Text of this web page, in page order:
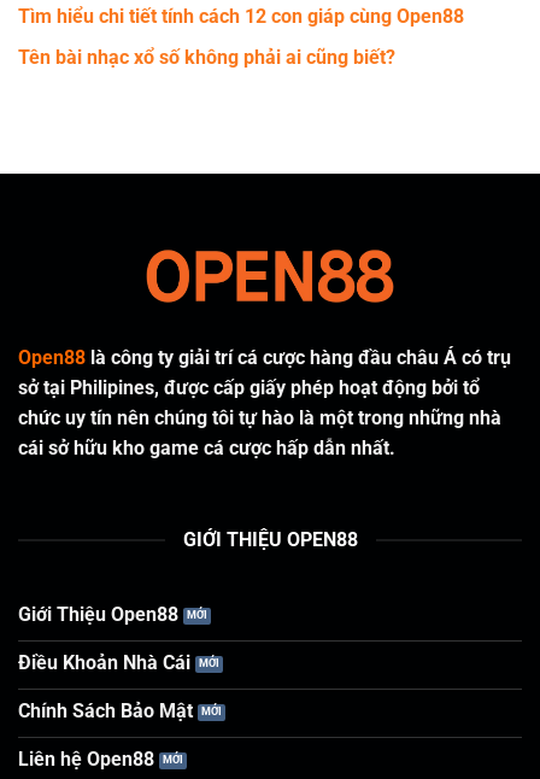
Tìm hiểu chi tiết tính cách 12 con giáp cùng Open88
Tên bài nhạc xổ số không phải ai cũng biết?
Open88 là công ty giải trí cá cược hàng đầu châu Á có trụ
sở tại Philipines, được cấp giấy phép hoạt động bởi tổ
chức uy tín nên chúng tôi tự hào là một trong những nhà
cái sở hữu kho game cá cược hấp dẫn nhất.
GIỚI THIỆU OPEN88
Giới Thiệu Open88
Điều Khoản Nhà Cái
Chính Sách Bảo Mật
Liên hệ Open88